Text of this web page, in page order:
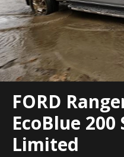
FORD
EcoBlue 200
Limited